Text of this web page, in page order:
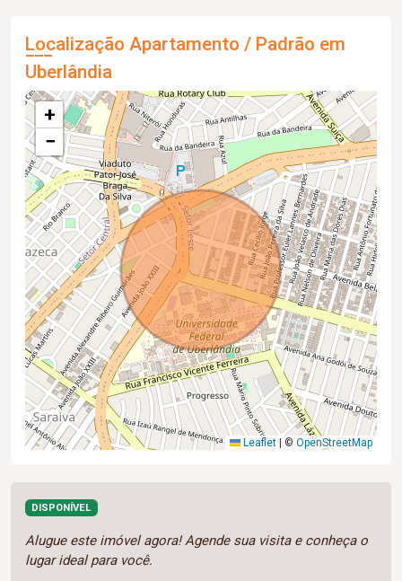
Localização Apartamento / Padrão em
Uberlândia
+
−
Leaflet © OpenStreetMap
DISPONÍVEL
Alugue este imóvel agora! Agende sua visita e conheça o
lugar ideal para você.